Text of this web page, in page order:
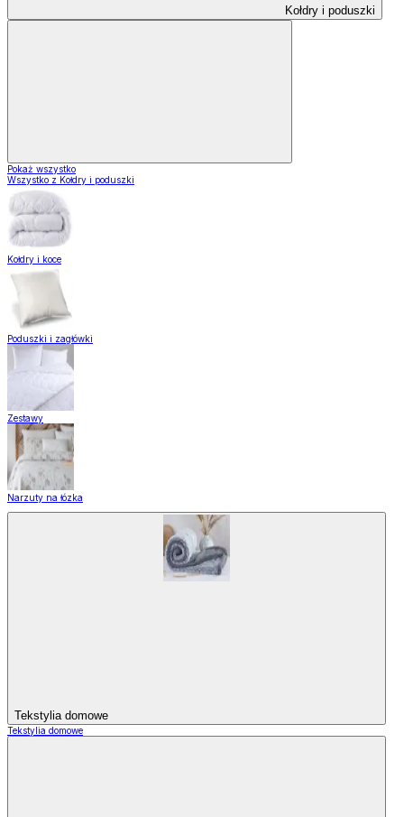
Kołdry i poduszki
Pokaż wszystko
Wszystko z Kołdry i poduszki
Kołdry i koce
Poduszki i zagłówki
Zestawy
Narzuty na łózka
Tekstylia domowe
Tekstylia domowe